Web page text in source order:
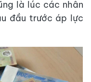
là lúc các nhân
đầu trước áp lực